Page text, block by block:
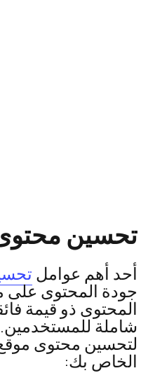
تحسين
أحد أهم عوامل
جودة المحتوى
المحتوى ذو قيمة
شاملة
لتحسين محتوى موقع
الخاص بك: